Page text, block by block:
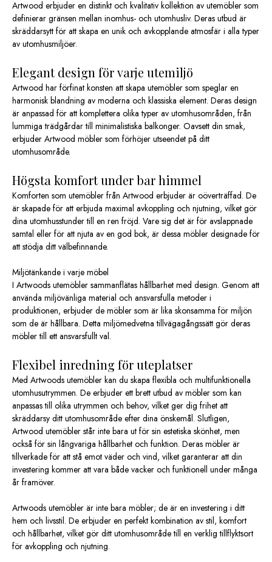
Artwood erbjuder en distinkt och kvalitativ kollektion av utemöbler som
definierar gränsen mellan inomhus- och utomhusliv. Deras utbud är
skräddarsytt för att skapa en unik och avkopplande atmosfär i alla typer
av utomhusmiljöer.
Elegant design för varje utemiljö
Artwood har förfinat konsten att skapa utemöbler som speglar en
harmonisk blandning av moderna och klassiska element. Deras design
är anpassad för att komplettera olika typer av utomhusområden, från
lummiga trädgårdar till minimalistiska balkonger. Oavsett din smak,
erbjuder Artwood möbler som förhöjer utseendet på ditt
utomhusområde.
Högsta komfort under bar himmel
Komforten som utemöbler från Artwood erbjuder är oöverträffad. De
är skapade för att erbjuda maximal avkoppling och njutning, vilket gör
dina utomhusstunder till en ren fröjd. Vare sig det är för avslappnade
samtal eller för att njuta av en god bok, är dessa möbler designade för
att stödja ditt välbefinnande.
Miljötänkande i varje möbel
I Artwoods utemöbler sammanflätas hållbarhet med design. Genom att
använda miljövänliga material och ansvarsfulla metoder i
produktionen, erbjuder de möbler som är lika skonsamma för miljön
som de är hållbara. Detta miljömedvetna tillvägagångssätt gör deras
möbler till ett ansvarsfullt val.
Flexibel inredning för uteplatser
Med Artwoods utemöbler kan du skapa flexibla och multifunktionella
utomhusutrymmen. De erbjuder ett brett utbud av möbler som kan
anpassas till olika utrymmen och behov, vilket ger dig frihet att
skräddarsy ditt utomhusområde efter dina önskemål. Slutligen,
Artwood utemöbler står inte bara ut för sin estetiska skönhet, men
också för sin långvariga hållbarhet och funktion. Deras möbler är
tillverkade för att stå emot väder och vind, vilket garanterar att din
investering kommer att vara både vacker och funktionell under många
år framöver.
Artwoods utemöbler är inte bara möbler; de är en investering i ditt
hem och livsstil. De erbjuder en perfekt kombination av stil, komfort
och hållbarhet, vilket gör ditt utomhusområde till en verklig tillflyktsort
för avkoppling och njutning.